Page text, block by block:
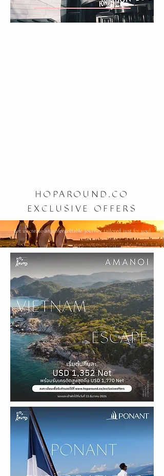
HOPAROUND.CO
EXCLUSIVE OFFERS
Let us create an unforgettable journey tailored just for you!